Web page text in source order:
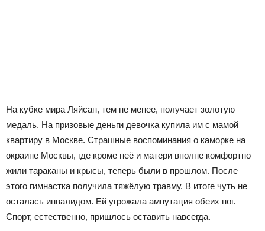
На кубке мира Ляйсан, тем не менее, получает золотую
медаль. На призовые деньги девочка купила им с мамой
квартиру в Москве. Страшные воспоминания о каморке на
окраине Москвы, где кроме неё и матери вполне комфортно
жили тараканы и крысы, теперь были в прошлом. После
этого гимнастка получила тяжёлую травму. В итоге чуть не
осталась инвалидом. Ей угрожала ампутация обеих ног.
Спорт, естественно, пришлось оставить навсегда.